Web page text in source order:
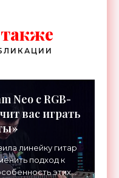
Neo с RGB-
вас играть
линейку гитар
подход к
этих